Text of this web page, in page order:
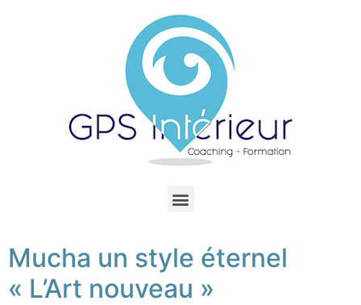
Mucha un style éternel
« L’Art nouveau »